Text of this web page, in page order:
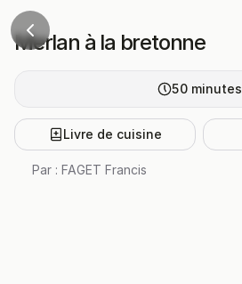
Merlan à la bretonne
50 minutes
Livre de cuisine
Par : FAGET Francis